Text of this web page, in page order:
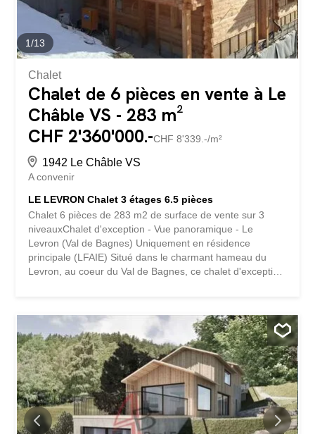
1/13
Chalet
Chalet de 6 pièces en vente à Le
Châble VS - 283 m²
CHF 2'360'000.-CHF 8'339.-/m²
1942 Le Châble VS
A convenir
LE LEVRON Chalet 3 étages 6.5 pièces
Chalet 6 pièces de 283 m2 de surface de vente sur 3
niveauxChalet d'exception - Vue panoramique - Le
Levron (Val de Bagnes) Uniquement en résidence
principale (LFAIE) Situé dans le charmant hameau du
Levron, au coeur du Val de Bagnes, ce chalet d'exception
environnantes. D'une surface de vente de 283,90 m², ce
chalet individuel de 6 pièces réparties sur 3 niveaux est
actuellement réalisé hors d'eau et hors d'air (structure et
enveloppe entièrement achevées). Il offre ainsi au futur
acquéreur une liberté totale dans le choix des finitions,
permettant de concevoir un intérieur entièrement
personnalisé : agencements, matériaux, cuisines, salles
de bains, sols et équipements techniques, selon ses
envies et son mode de vie. Caractéristiques principales :